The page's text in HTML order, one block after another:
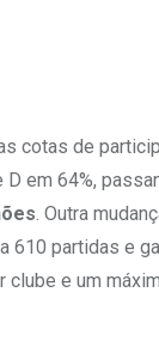
cotas de
em 64%,
. Outra
610 partidas e
clube e um